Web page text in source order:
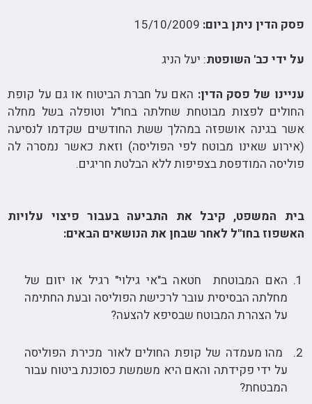
פסק הדין ניתן ביום:
על ידי כב' השופטת: יעל הניג
עניינו של פסק הדין: האם על חברת הביטוח או גם על קופת
החולים לפצות מבוטחת שחלתה בחו"ל וטופלה בשל מחלה
אשר בגינה אושפזה במהלך ששת החודשים שקדמו לנסיעה
(אירוע שאינו מבוטח לפי הפוליסה) וזאת כאשר נמסרה לה
פוליסה המודפסת בצפיפות ללא הבלטת חריגים.
בית המשפט, קיבל את התביעה בעבור פיצוי עלויות
האשפוז בחו"ל לאחר שבחן את הנושאים הבאים:
האם המבוטחת חטאה ב"אי גילוי" רגיל או יזום של
מחלתה הבסיסית עובר לרכישת הפוליסה ובעת החתימה
על הצהרת המבוטח שבסיפא להצעה?
מהו מעמדה של קופת החולים לאור מכירת הפוליסה
על ידי פקידתה והאם היא משמשת כסוכנת ביטוח עבור
המבטחת?